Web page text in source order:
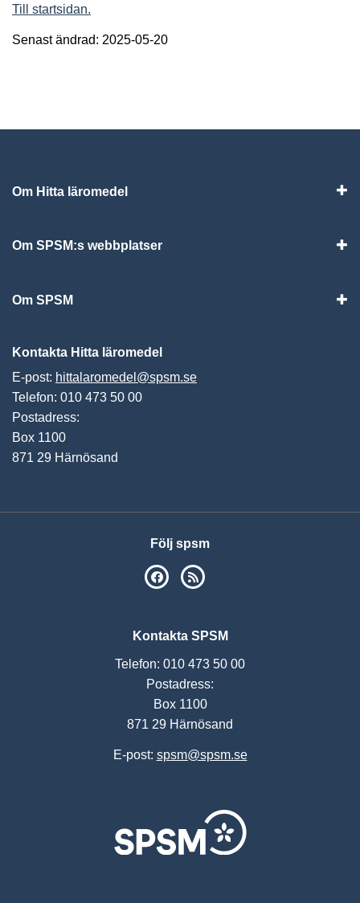
Till startsidan.
Senast ändrad: 2025-05-20
Om Hitta läromedel
Om SPSM:s webbplatser
Om SPSM
Kontakta Hitta läromedel
E-post: hittalaromedel@spsm.se
Telefon: 010 473 50 00
Postadress:
Box 1100
871 29 Härnösand
Följ spsm
SPSM på Facebook
Kontakta SPSM
Telefon: 010 473 50 00
Postadress:
Box 1100
871 29 Härnösand
E-post: spsm@spsm.se